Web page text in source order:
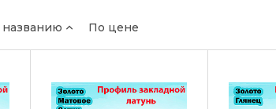
По цене